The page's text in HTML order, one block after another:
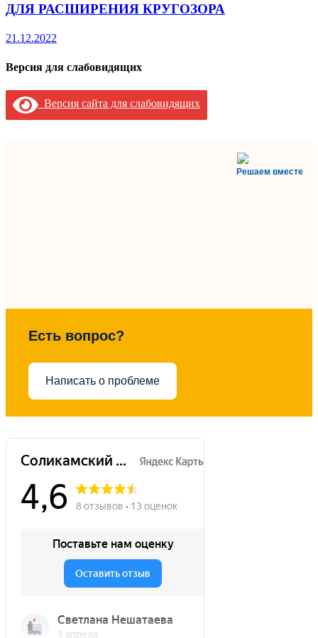
ДЛЯ РАСШИРЕНИЯ КРУГОЗОРА
21.12.2022
Версия для слабовидящих
Версия сайта для слабовидящих
Решаем вместе
Есть вопрос?
Написать о проблеме